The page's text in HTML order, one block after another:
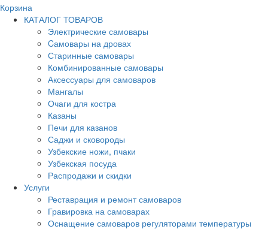
Корзина
КАТАЛОГ ТОВАРОВ
Электрические самовары
Cамовары на дровах
Старинные самовары
Комбинированные самовары
Аксессуары для самоваров
Мангалы
Очаги для костра
Казаны
Печи для казанов
Саджи и сковороды
Узбекские ножи, пчаки
Узбекская посуда
Распродажи и скидки
Услуги
Реставрация и ремонт самоваров
Гравировка на самоварах
Оснащение самоваров регуляторами температуры